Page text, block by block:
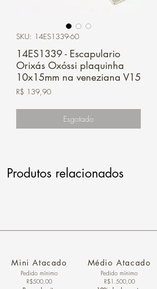
SKU: 14ES1339-60
14ES1339 - Escapulario
Orixás Oxóssi plaquinha
10x15mm na veneziana V15
R$ 139,90Preço
Esgotado
Produtos relacionados
Mini Atacado
Pedido ​mínimo
R$500,00
Médio Atacado
Pedido mínimo
R$1.500,00